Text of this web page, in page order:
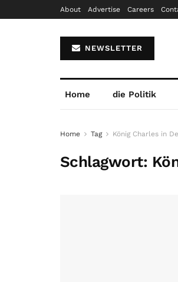
About Advertise Careers
NEWSLETTER
Home die Politik
Home Tag König Charles in
Schlagwort: